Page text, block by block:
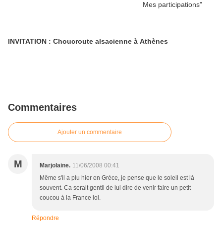
INVITATION : Choucroute alsacienne à Athènes
Commentaires
Ajouter un commentaire
M Marjolaine. 11/06/2008 00:41
Même s'il a plu hier en Grèce, je pense que le soleil est là
souvent. Ca serait gentil de lui dire de venir faire un petit
coucou à la France lol.
Répondre